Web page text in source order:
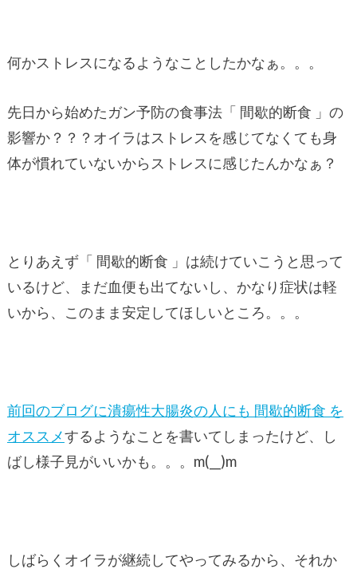
何かストレスになるようなことしたかなぁ。。。
先日から始めたガン予防の食事法「 間歇的断食 」の
影響か？？？オイラはストレスを感じてなくても身
体が慣れていないからストレスに感じたんかなぁ？
とりあえず「 間歇的断食 」は続けていこうと思って
いるけど、まだ血便も出てないし、かなり症状は軽
いから、このまま安定してほしいところ。。。
前回のブログに潰瘍性大腸炎の人にも 間歇的断食 を
オススメするようなことを書いてしまったけど、し
ばし様子見がいいかも。。。m(__)m
しばらくオイラが継続してやってみるから、それか